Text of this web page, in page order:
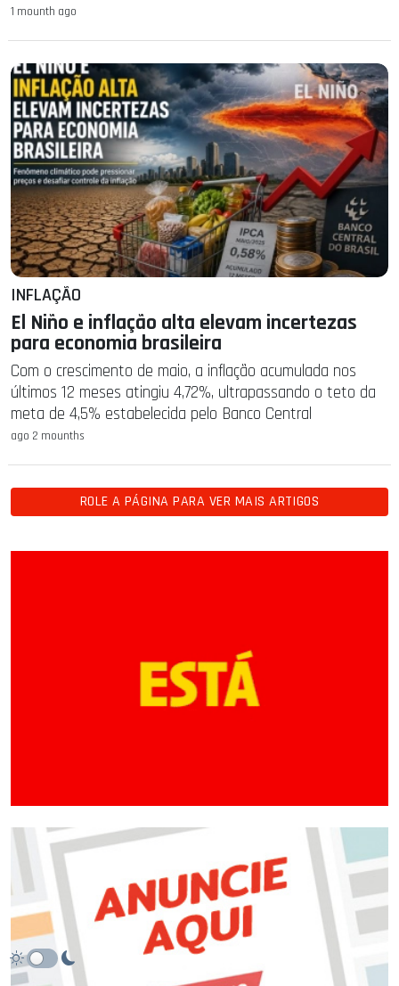
1 mounth ago
INFLAÇÃO
El Niño e inflação alta elevam incertezas
para economia brasileira
Com o crescimento de maio, a inflação acumulada nos
últimos 12 meses atingiu 4,72%, ultrapassando o teto da
meta de 4,5% estabelecida pelo Banco Central
ago 2 mounths
ROLE A PÁGINA PARA VER MAIS ARTIGOS